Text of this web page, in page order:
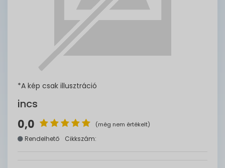
*A kép csak illusztráció
incs
0,0 (még nem értékelt)
Rendelhető Cikkszám: